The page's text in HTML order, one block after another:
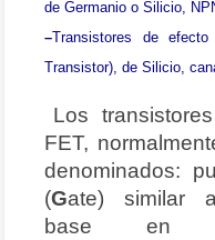
de Germanio o Silicio,
–Transistores de
Transistor), de Silicio,
Los
FET,
denominados:
(Gate) similar
base en